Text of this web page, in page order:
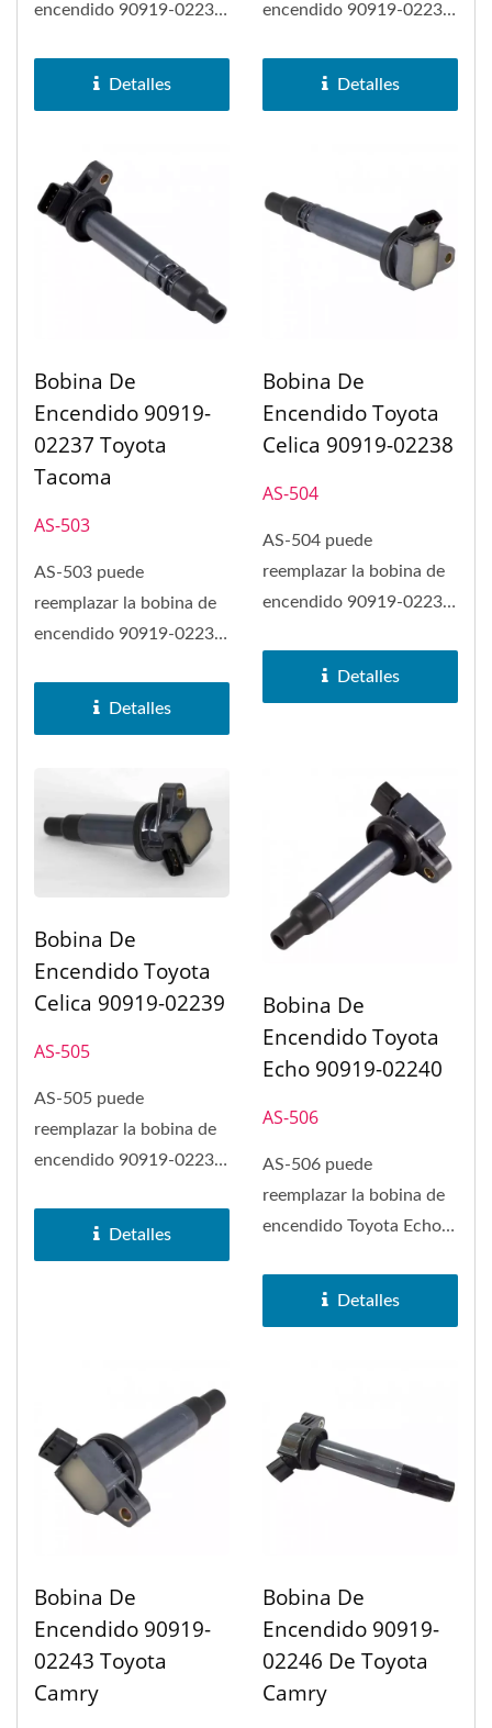
encendido 90919-02230
Toyota Land Cruiser,...
Detalles
encendido 90919-02234
Camry,...
Detalles
Bobina De
Encendido 90919-
02237 Toyota
Tacoma
AS-503
AS-503 puede
reemplazar la bobina de
encendido 90919-02237
Detalles
Bobina De
Encendido Toyota
Celica 90919-02238
AS-504
AS-504 puede
reemplazar la bobina de
encendido 90919-02238
Detalles
Bobina De
Encendido Toyota
Celica 90919-02239
AS-505
AS-505 puede
reemplazar la bobina de
encendido 90919-02239
Detalles
Bobina De
Encendido Toyota
Echo 90919-02240
AS-506
AS-506 puede
reemplazar la bobina de
encendido Toyota Echo
Scion xB, Toyota...
Detalles
Bobina De
Encendido 90919-
02243 Toyota
Camry
Bobina De
Encendido 90919-
02246 De Toyota
Camry